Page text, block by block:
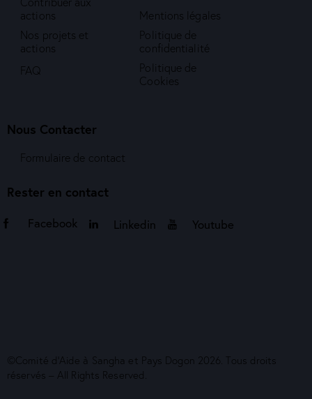
actions
Nos projets et
actions
FAQ
Mentions légales
Politique de
confidentialité
Politique de
Cookies
Nous Contacter
Formulaire de contact
Rester en contact
Facebook Linkedin Youtube
©Comité d’Aide à Sangha et Pays Dogon 2026. Tous droits
réservés – All Rights Reserved.